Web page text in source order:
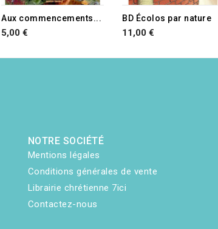
Aux commencements...
5,00 €
BD Écolos par nature
11,00 €
NOTRE SOCIÉTÉ
Mentions légales
Conditions générales de vente
Librairie chrétienne 7ici
Contactez-nous